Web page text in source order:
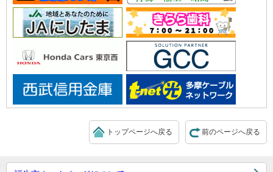
前のページへ戻る
トップページへ戻る